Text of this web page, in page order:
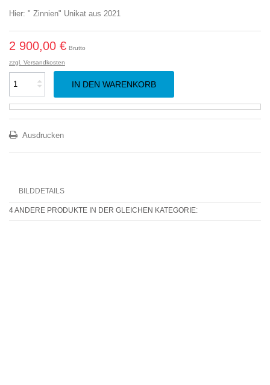
Hier: " Zinnien" Unikat aus 2021
2 900,00 € Brutto
zzgl. Versandkosten
IN DEN WARENKORB
Ausdrucken
BILDDETAILS
4 ANDERE PRODUKTE IN DER GLEICHEN KATEGORIE: